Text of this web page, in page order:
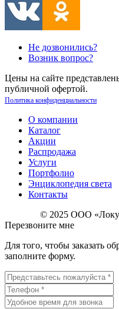
Не дозвонились?
Возник вопрос?
Цены на сайте
публичной офертой.
Политика конфиденциальности
О компании
Каталог
Акции
Распродажа
Услуги
Портфолио
Энциклопедия света
Контакты
© 2025 ООО
Перезвоните мне
Для того, чтобы заказать
заполните форму.